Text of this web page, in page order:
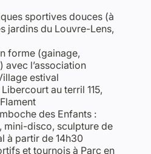
sportives douces (à
jardins du Louvre-Lens,
forme (gainage,
l’association
estival
au terril 115,
des Enfants :
mini-disco, sculpture de
à partir de 14h30
et tournois à Parc en